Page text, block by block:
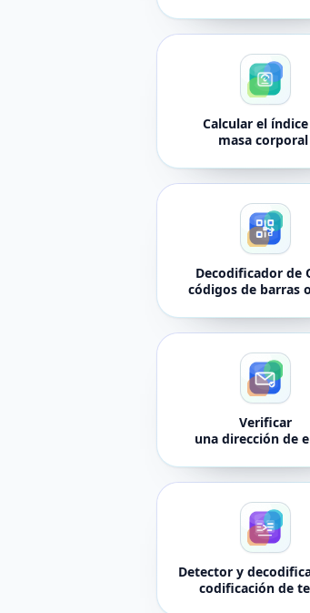
Calcular el
masa corporal
Decodificador de
códigos de barras
Verificar
una dirección de
Detector y
codificación de